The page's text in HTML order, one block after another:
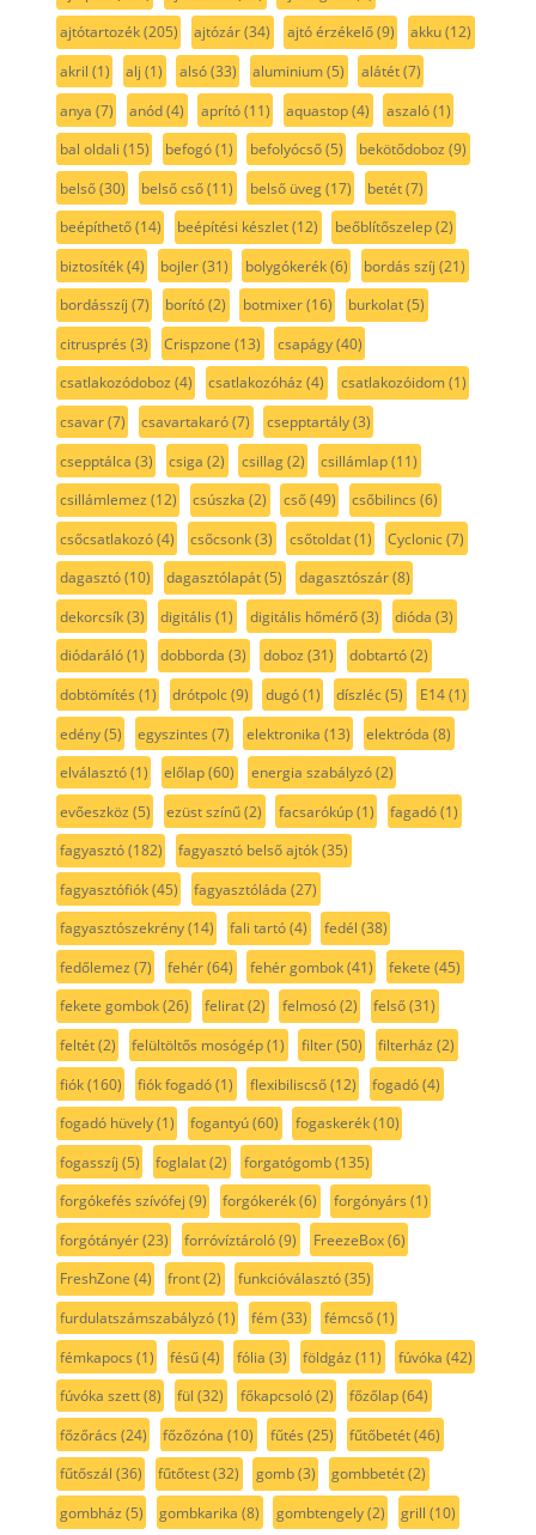
ajtótartozék(205) ajtózár(34) ajtó érzékelő(9) akku(12)
akril (1) alj (1) alsó(33) aluminium(5) alátét(7)
anya (7) anód(4) aprító(11) aquastop(4) aszaló(1)
bal oldali (15) befogó(1) befolyócső(5) bekötődoboz (9)
belső(30) belső cső(11) belső üveg(17) betét(7)
beépíthető(14) beépítési készlet(12) beőblítőszelep(2)
biztosíték(4) bojler(31) bolygókerék(6) bordás szíj (21)
bordásszíj (7) borító(2) botmixer(16) burkolat(5)
citrusprés (3) Crispzone (13) csapágy(40)
csatlakozódoboz (4) csatlakozóház (4) csatlakozóidom(1)
csavar(7) csavartakaró(7) csepptartály(3)
csepptálca (3) csiga (2) csillag(2) csillámlap(11)
csillámlemez (12) csúszka (2) cső(49) csőbilincs (6)
csőcsatlakozó(4) csőcsonk(3) csőtoldat(1) Cyclonic(7)
dagasztó(10) dagasztólapát(5) dagasztószár(8)
dekorcsík(3) digitális (1) digitális hőmérő(3) dióda (3)
diódaráló(1) dobborda (3) doboz (31) dobtartó(2)
dobtömítés (1) drótpolc(9) dugó(1) díszléc(5) E14(1)
edény(5) egyszintes (7) elektronika (13) elektróda (8)
elválasztó(1) előlap(60) energia szabályzó(2)
evőeszköz (5) ezüst színű(2) facsarókúp(1) fagadó(1)
fagyasztó(182) fagyasztó belső ajtók(35)
fagyasztófiók(45) fagyasztóláda (27)
fagyasztószekrény(14) fali tartó(4) fedél (38)
fedőlemez (7) fehér(64) fehér gombok(41) fekete (45)
fekete gombok(26) felirat(2) felmosó(2) felső(31)
feltét(2) felültöltős mosógép(1) filter(50) filterház (2)
fiók(160) fiók fogadó(1) flexibiliscső(12) fogadó(4)
fogadó hüvely(1) fogantyú(60) fogaskerék(10)
fogasszíj (5) foglalat(2) forgatógomb(135)
forgókefés szívófej (9) forgókerék(6) forgónyárs (1)
forgótányér(23) forróvíztároló(9) FreezeBox(6)
FreshZone (4) front(2) funkcióválasztó(35)
furdulatszámszabályzó(1) fém(33) fémcső(1)
fémkapocs (1) fésű(4) fólia (3) földgáz (11) fúvóka (42)
fúvóka szett(8) fül (32) főkapcsoló(2) főzőlap(64)
főzőrács (24) főzőzóna (10) fűtés (25) fűtőbetét(46)
fűtőszál (36) fűtőtest(32) gomb(3) gombbetét(2)
gombház (5) gombkarika (8) gombtengely(2) grill (10)